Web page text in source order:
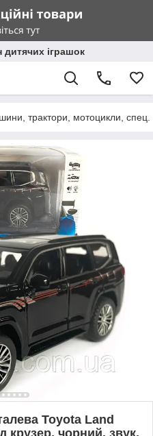
дитячих іграшок
трактори, мотоцикли, спец.
Toyota Land
крузер, чорний, звук,